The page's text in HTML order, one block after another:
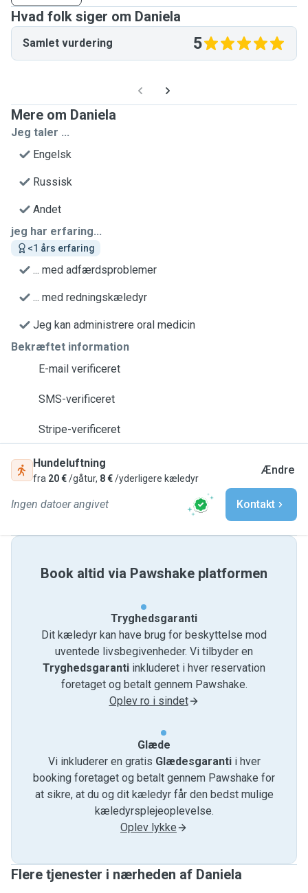
Hvad folk siger om Daniela
Samlet vurdering 5
Mere om Daniela
Jeg taler ...
Engelsk
Russisk
Andet
jeg har erfaring...
<1 års erfaring
... med adfærdsproblemer
... med redningskæledyr
Jeg kan administrere oral medicin
Bekræftet information
E-mail verificeret
SMS-verificeret
Stripe-verificeret
Hundeluftning
fra 20 €/gåtur, 8 €/yderligere kæledyr
Ændre
Ingen datoer angivet Kontakt
Book altid via Pawshake platformen
Tryghedsgaranti
Dit kæledyr kan have brug for beskyttelse mod
uventede livsbegivenheder. Vi tilbyder en
Tryghedsgaranti inkluderet i hver reservation
foretaget og betalt gennem Pawshake.
Oplev ro i sindet
Glæde
Vi inkluderer en gratis Glædesgarantii hver
booking foretaget og betalt gennem Pawshake for
at sikre, at du og dit kæledyr får den bedst mulige
kæledyrsplejeoplevelse.
Oplev lykke
Flere tjenester i nærheden af ​​Daniela